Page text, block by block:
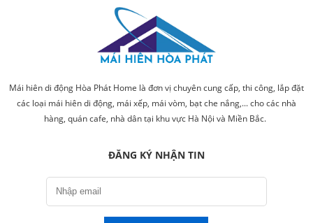
Mái hiên di động Hòa Phát Home là đơn vị chuyên cung cấp, thi công, lắp đặt
các loại mái hiên di động, mái xếp, mái vòm, bạt che nắng,... cho các nhà
hàng, quán cafe, nhà dân tại khu vực Hà Nội và Miền Bắc.
ĐĂNG KÝ NHẬN TIN